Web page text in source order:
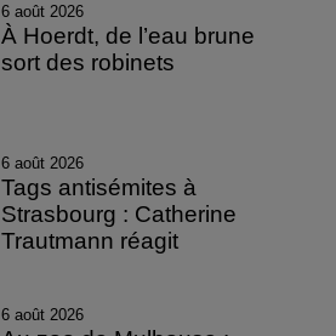
6 août 2026
À Hoerdt, de l’eau brune
sort des robinets
6 août 2026
Tags antisémites à
Strasbourg : Catherine
Trautmann réagit
6 août 2026